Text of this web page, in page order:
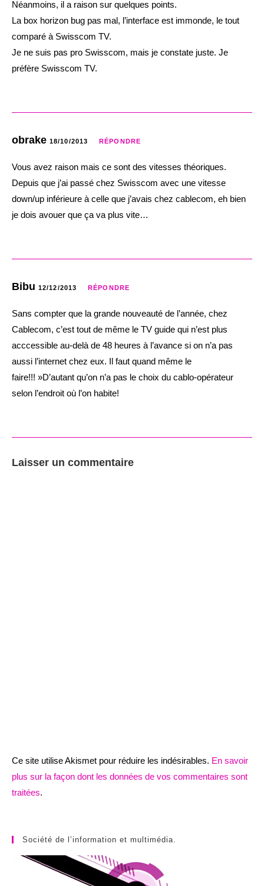
Néanmoins, il a raison sur quelques points.
La box horizon bug pas mal, l’interface est immonde, le tout
comparé à Swisscom TV.
Je ne suis pas pro Swisscom, mais je constate juste. Je
préfère Swisscom TV.
obrake 18/10/2013 RÉPONDRE
Vous avez raison mais ce sont des vitesses théoriques.
Depuis que j’ai passé chez Swisscom avec une vitesse
down/up inférieure à celle que j’avais chez cablecom, eh bien
je dois avouer que ça va plus vite…
Bibu 12/12/2013 RÉPONDRE
Sans compter que la grande nouveauté de l’année, chez
Cablecom, c’est tout de même le TV guide qui n’est plus
acccessible au-delà de 48 heures à l’avance si on n’a pas
aussi l’internet chez eux. Il faut quand même le
faire!!! »D’autant qu’on n’a pas le choix du cablo-opérateur
selon l’endroit où l’on habite!
Laisser un commentaire
Ce site utilise Akismet pour réduire les indésirables. En savoir
plus sur la façon dont les données de vos commentaires sont
traitées.
Société de l’information et multimédia.